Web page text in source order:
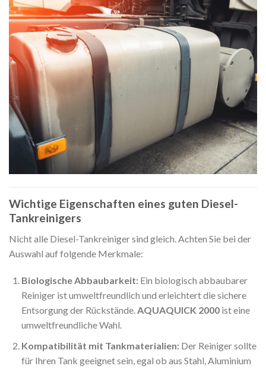
Wichtige Eigenschaften eines guten Diesel-
Tankreinigers
Nicht alle Diesel-Tankreiniger sind gleich. Achten Sie bei der
Auswahl auf folgende Merkmale:
Biologische Abbaubarkeit:Ein biologisch abbaubarer
Reiniger ist umweltfreundlich und erleichtert die sichere
Entsorgung der Rückstände.AQUAQUICK 2000ist eine
umweltfreundliche Wahl.
Kompatibilität mit Tankmaterialien:Der Reiniger sollte
für Ihren Tank geeignet sein, egal ob aus Stahl, Aluminium